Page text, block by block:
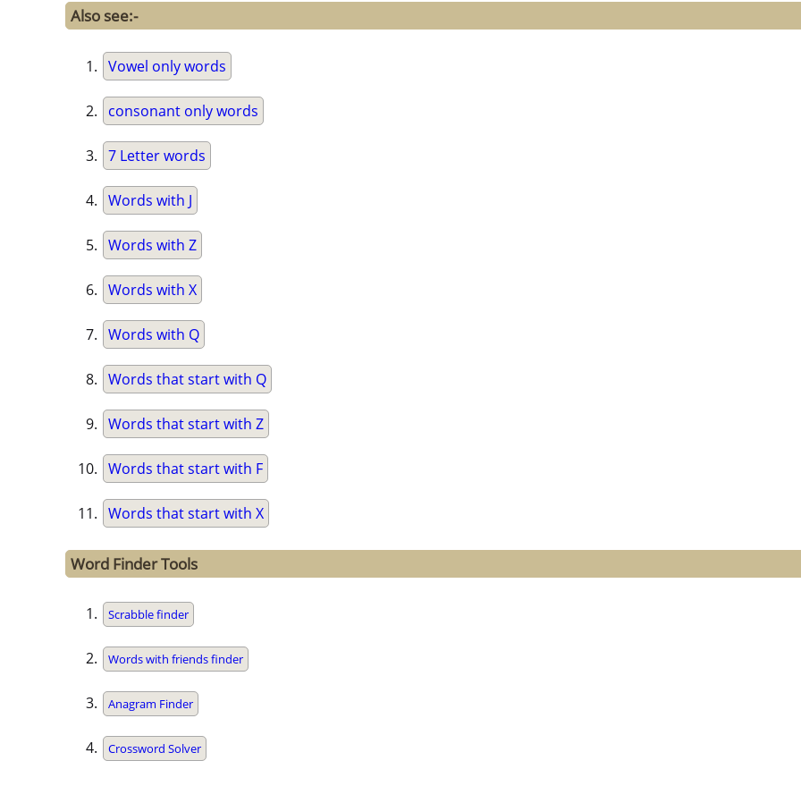
Also see:-
Vowel only words
consonant only words
7 Letter words
Words with J
Words with Z
Words with X
Words with Q
Words that start with Q
Words that start with Z
Words that start with F
Words that start with X
Word Finder Tools
Scrabble finder
Words with friends finder
Anagram Finder
Crossword Solver